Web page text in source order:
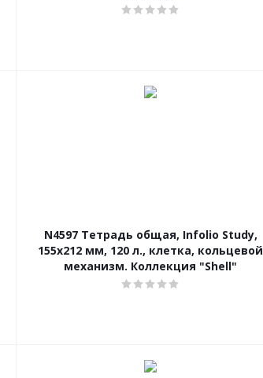
N4597 Тетрадь общая, Infolio Study,
155х212 мм, 120 л., клетка, кольцевой
механизм. Коллекция "Shell"